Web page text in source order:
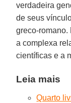
verdadeira
de seus
greco-romano.
a complexa
científicas e a
Leia mais
Quarto